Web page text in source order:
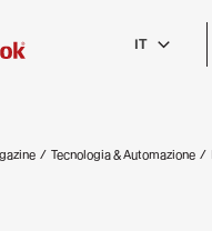
IT
/ Tecnologia & Automazione /